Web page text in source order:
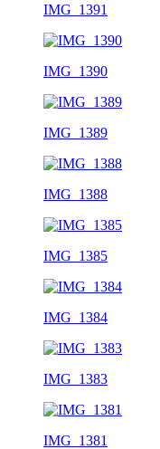
IMG_1391
IMG_1390
IMG_1389
IMG_1388
IMG_1385
IMG_1384
IMG_1383
IMG_1381